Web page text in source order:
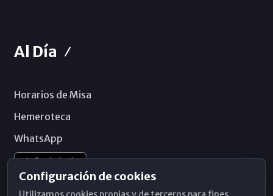
Al Día
Horarios de Misa
Hemeroteca
WhatsApp
Configuración de cookies